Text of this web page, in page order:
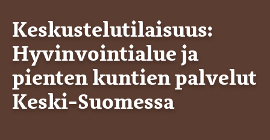
Keskustelutilaisuus:
Hyvinvointialue ja
pienten kuntien palvelut
Keski-Suomessa